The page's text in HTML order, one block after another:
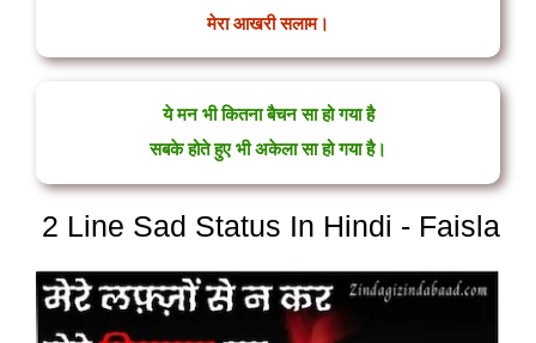
मेरा आखरी सलाम।
ये मन भी कितना बैचन सा हो गया है
सबके होते हुए भी अकेला सा हो गया है।
2 Line Sad Status In Hindi - Faisla